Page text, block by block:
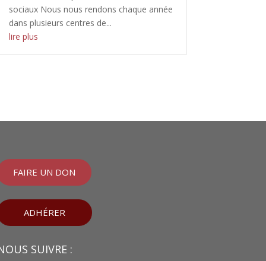
sociaux Nous nous rendons chaque année
dans plusieurs centres de...
lire plus
FAIRE UN DON
ADHÉRER
SUIVRE :